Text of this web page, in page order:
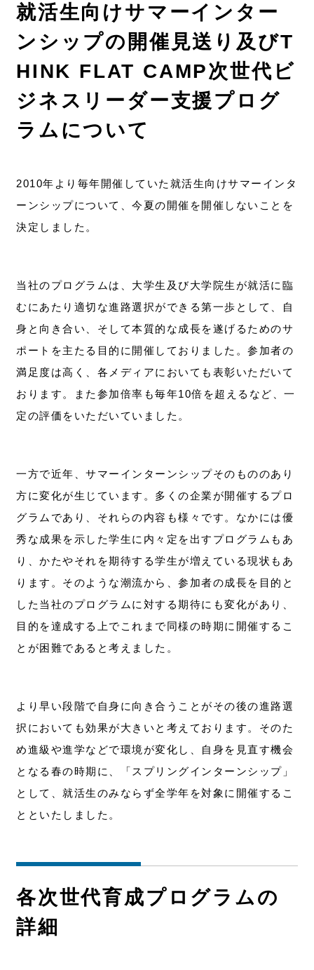
就活生向けサマーインター
ンシップの開催見送り及びT
HINK FLAT CAMP次世代ビ
ジネスリーダー支援プログ
ラムについて
2010年より毎年開催していた就活生向けサマーインタ
ーンシップについて、今夏の開催を開催しないことを
決定しました。
当社のプログラムは、大学生及び大学院生が就活に臨
むにあたり適切な進路選択ができる第一歩として、自
身と向き合い、そして本質的な成長を遂げるためのサ
ポートを主たる目的に開催しておりました。参加者の
満足度は高く、各メディアにおいても表彰いただいて
おります。また参加倍率も毎年10倍を超えるなど、一
定の評価をいただいていました。
一方で近年、サマーインターンシップそのもののあり
方に変化が生じています。多くの企業が開催するプロ
グラムであり、それらの内容も様々です。なかには優
秀な成果を示した学生に内々定を出すプログラムもあ
り、かたやそれを期待する学生が増えている現状もあ
ります。そのような潮流から、参加者の成長を目的と
した当社のプログラムに対する期待にも変化があり、
目的を達成する上でこれまで同様の時期に開催するこ
とが困難であると考えました。
より早い段階で自身に向き合うことがその後の進路選
択においても効果が大きいと考えております。そのた
め進級や進学などで環境が変化し、自身を見直す機会
となる春の時期に、「スプリングインターンシップ」
として、就活生のみならず全学年を対象に開催するこ
とといたしました。
各次世代育成プログラムの
詳細